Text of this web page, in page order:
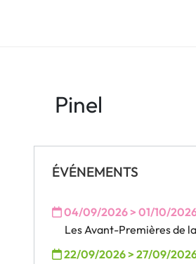
Pinel
ÉVÉNEMENTS
04/09/2026 > 01/10/
Les Avant-Premières de
22/09/2026 > 27/09/